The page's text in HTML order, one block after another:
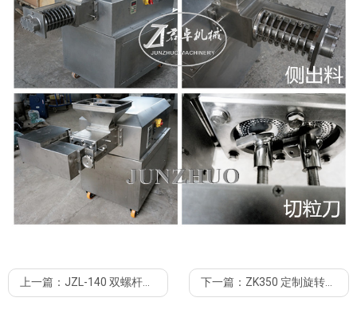
上一篇： JZL-140 双螺杆挤出制粒机 不锈钢防爆电控柜 下一篇： ZK350 定制旋转制粒机 PLC控制 出料口定制